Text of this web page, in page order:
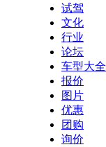
试驾
文化
行业
论坛
车型大全
报价
图片
优惠
团购
询价